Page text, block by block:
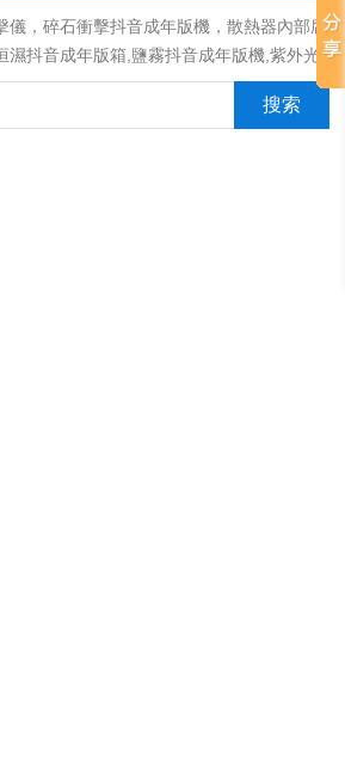
儀，碎石衝擊抖音成年版機，散熱器內部腐
濕抖音成年版箱,鹽霧抖音成年版機,紫外光
,氙燈老化抖音成年版箱，沙塵抖音成年版
汽車內飾材料燃燒抖音成年版機